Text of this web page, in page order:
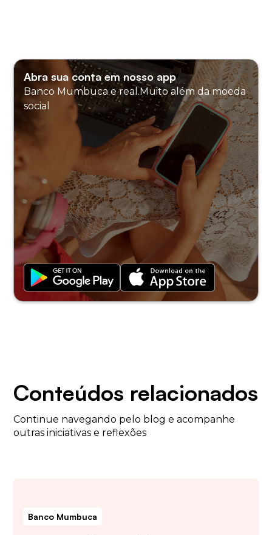
Abra sua conta em nosso app
Banco Mumbuca e real.Muito além da moeda
social
Conteúdos relacionados
Continue navegando pelo blog e acompanhe
outras iniciativas e reflexões
Banco Mumbuca